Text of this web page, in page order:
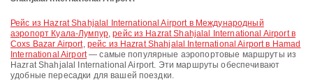
рейс из Hazrat Shahjalal International Airport в Международный
аэропорт Куала-Лумпур,рейс из Hazrat Shahjalal International Airport в
Coxs Bazar Airport, рейс из Hazrat Shahjalal International Airport в Hamad
International Airport— самые популярные аэропортовые маршруты из
Hazrat Shahjalal International Airport. Эти маршруты обеспечивают
удобные пересадки для вашей поездки.